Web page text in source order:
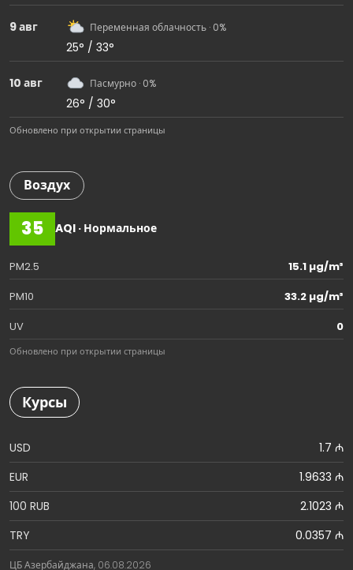
9 авг Переменная облачность · 0%
25° / 33°
10 авг Пасмурно · 0%
26° / 30°
Обновлено при открытии страницы
Воздух
35 AQI · Нормальное
PM2.5
15.1 µg/m³
PM10
33.2 µg/m³
UV
0
Обновлено при открытии страницы
Курсы
USD
1.7 ₼
EUR
1.9633 ₼
100 RUB
2.1023 ₼
TRY
0.0357 ₼
ЦБ Азербайджана, 06.08.2026